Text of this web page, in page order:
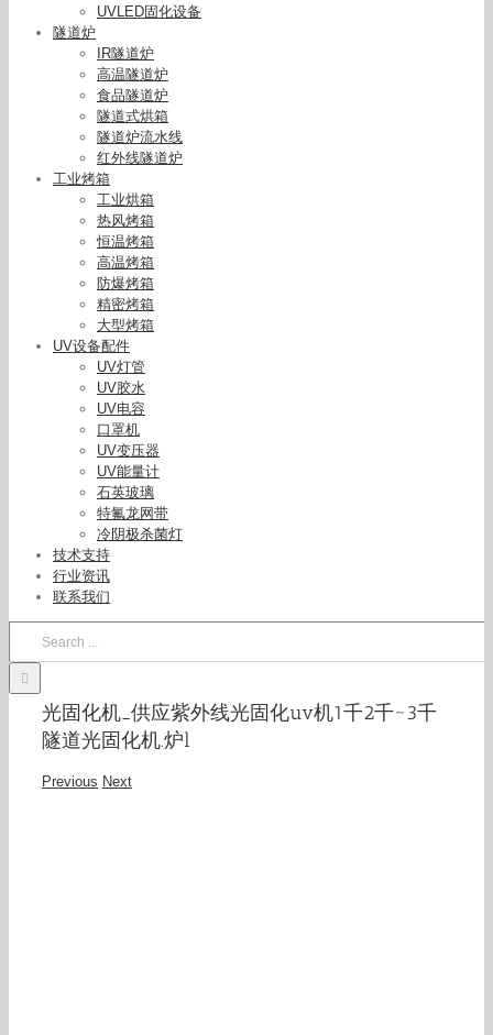
UVLED固化设备
隧道炉
IR隧道炉
高温隧道炉
食品隧道炉
隧道式烘箱
隧道炉流水线
红外线隧道炉
工业烤箱
工业烘箱
热风烤箱
恒温烤箱
高温烤箱
防爆烤箱
精密烤箱
大型烤箱
UV设备配件
UV灯管
UV胶水
UV电容
口罩机
UV变压器
UV能量计
石英玻璃
特氟龙网带
冷阴极杀菌灯
技术支持
行业资讯
联系我们
光固化机_供应紫外线光固化uv机1千2千~3千
隧道光固化机.炉l
Previous Next